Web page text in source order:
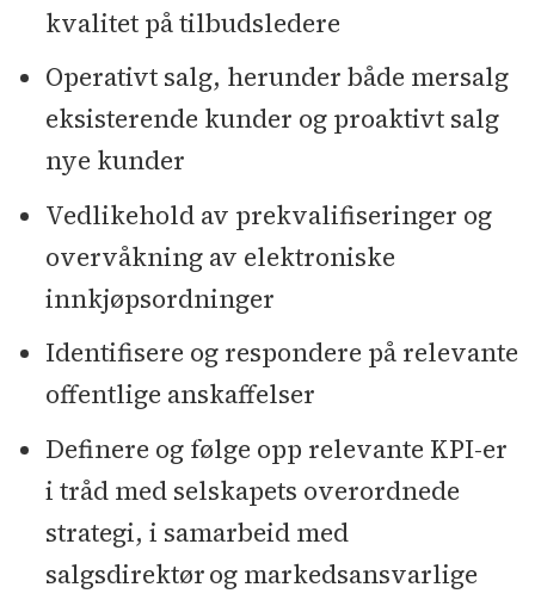
kvalitet på tilbudsledere
Operativt salg, herunder både mersalg
eksisterende kunder og proaktivt salg
nye kunder
Vedlikehold av prekvalifiseringer og
overvåkning av elektroniske
innkjøpsordninger
Identifisere og respondere på relevante
offentlige anskaffelser
Definere og følge opp relevante KPI-er
i tråd med selskapets overordnede
strategi, i samarbeid med
salgsdirektør og markedsansvarlige